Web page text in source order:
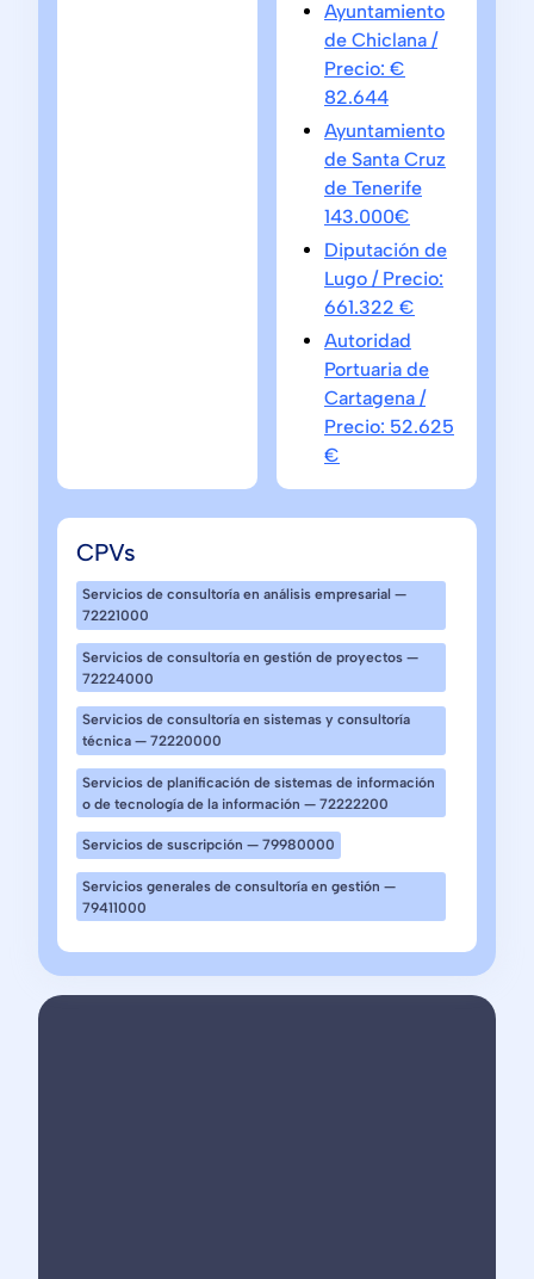
Ayuntamiento
de Chiclana /
Precio: €
82.644
Ayuntamiento
de Santa Cruz
de Tenerife
143.000€
Diputación de
Lugo / Precio:
661.322 €
Autoridad
Portuaria de
Cartagena /
Precio: 52.625
€
CPVs
Servicios de consultoría en análisis empresarial —
72221000
Servicios de consultoría en gestión de proyectos —
72224000
Servicios de consultoría en sistemas y consultoría
técnica — 72220000
Servicios de planificación de sistemas de información
o de tecnología de la información — 72222200
Servicios de suscripción — 79980000
Servicios generales de consultoría en gestión —
79411000